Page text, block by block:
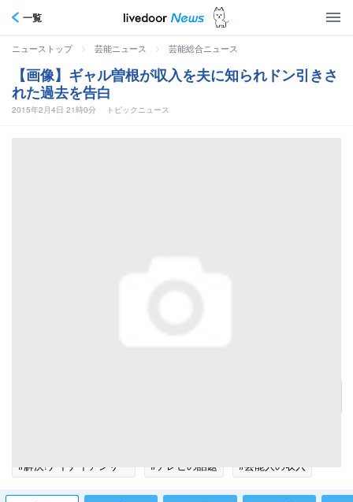
一覧
ニューストップ > 芸能ニュース > 芸能総合ニュース
【画像】ギャル曽根が収入を夫に知られドン引きさ
れた過去を告白
2015年2月4日 21時0分 トピックニュース
#解決!ナイナイアンサー
#テレビの話題
#芸能人の収入
#エンタメ・芸能ニュース